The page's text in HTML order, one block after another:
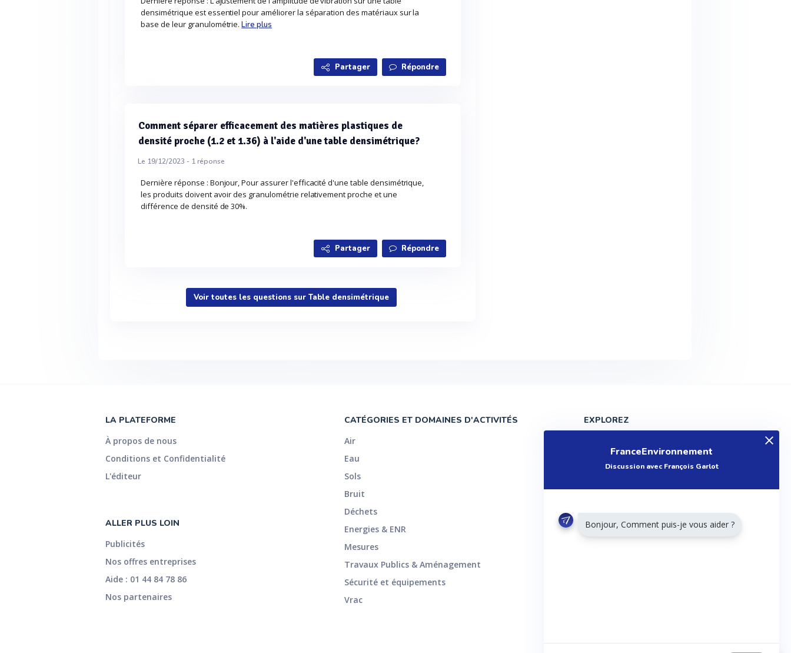
densimétrique est essentiel pour améliorer la séparation des matériaux sur la
base de leur granulométrie.Lire plus
Partager Répondre
Comment séparer efficacement des matières plastiques de
densité proche (1.2 et 1.36) à l'aide d'une table densimétrique?
Le 19/12/2023 - 1réponse
Dernière réponse : Bonjour, Pour assurer l'efficacité d'une table densimétrique,
les produits doivent avoir des granulométrie relativement proche et une
différence de densité de 30%.
Partager Répondre
Voir toutes les questions sur Table densimétrique
LA PLATEFORME
À propos de nous
Conditions et Confidentialité
L'éditeur
ALLER PLUS LOIN
Publicités
Nos offres entreprises
Aide : 01 44 84 78 86
Nos partenaires
CATÉGORIES ET DOMAINES D'ACTIVITÉS
Air
Eau
Sols
Bruit
Déchets
Energies & ENR
Mesures
Travaux Publics & Aménagement
Sécurité et équipements
Vrac
EXPLOREZ
Entreprises
Tutoriels
Articles
FranceEnvironnement
Discussion avec François Garlot
Bonjour, Comment puis-je vous aider ?